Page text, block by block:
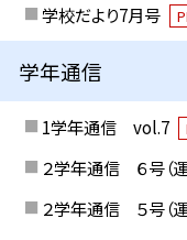
学校だより7月号
学年通信
1学年通信 vol.7
２学年通信 ６号（
２学年通信 ５号（